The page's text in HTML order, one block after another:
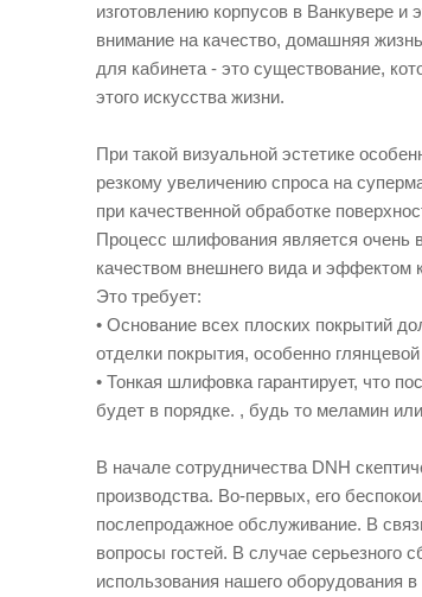
изготовлению корпусов в Ванкувере
внимание на качество, домашняя
для кабинета - это существование,
этого искусства жизни.
При такой визуальной эстетике
резкому увеличению спроса на
при качественной обработке
Процесс шлифования является очень
качеством внешнего вида и эффектом
Это требует:
• Основание всех плоских покрытий
отделки покрытия, особенно
• Тонкая шлифовка гарантирует, что
будет в порядке. , будь то меламин или
В начале сотрудничества DNH
производства. Во-первых, его
послепродажное обслуживание. В
вопросы гостей. В случае серьезного
использования нашего оборудования